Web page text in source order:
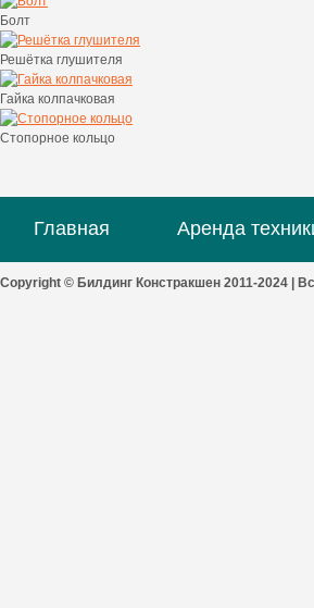
Болт
Решётка глушителя
Гайка колпачковая
Стопорное кольцо
Главная Аренда
Copyright © Билдинг Констракшен 2011-2024 |